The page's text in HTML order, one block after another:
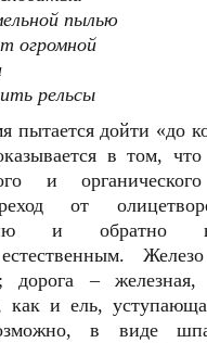
пылью
огромной
рельсы
пытается дойти «до
в том, что
и
от
и обратно
дорога – железная,
как и ель,
в виде